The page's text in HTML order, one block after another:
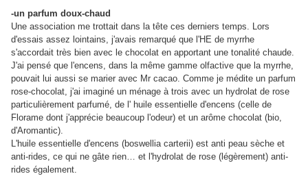
-un parfum doux-chaud
Une association me trottait dans la tête ces derniers temps. Lors
d'essais assez lointains, j'avais remarqué que l'HE de myrrhe
s'accordait très bien avec le chocolat en apportant une tonalité chaude.
J'ai pensé que l'encens, dans la même gamme olfactive que la myrrhe,
pouvait lui aussi se marier avec Mr cacao. Comme je médite un parfum
rose-chocolat, j'ai imaginé un ménage à trois avec un hydrolat de rose
particulièrement parfumé, de l' huile essentielle d'encens (celle de
Florame dont j'apprécie beaucoup l'odeur) et un arôme chocolat (bio,
d'Aromantic).
L'huile essentielle d'encens (boswellia carterii) est anti peau sèche et
anti-rides, ce qui ne gâte rien… et l'hydrolat de rose (légèrement) anti-
rides également.